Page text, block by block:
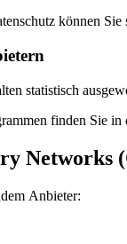
können Sie
statistisch
finden Sie in
Networks
Anbieter: